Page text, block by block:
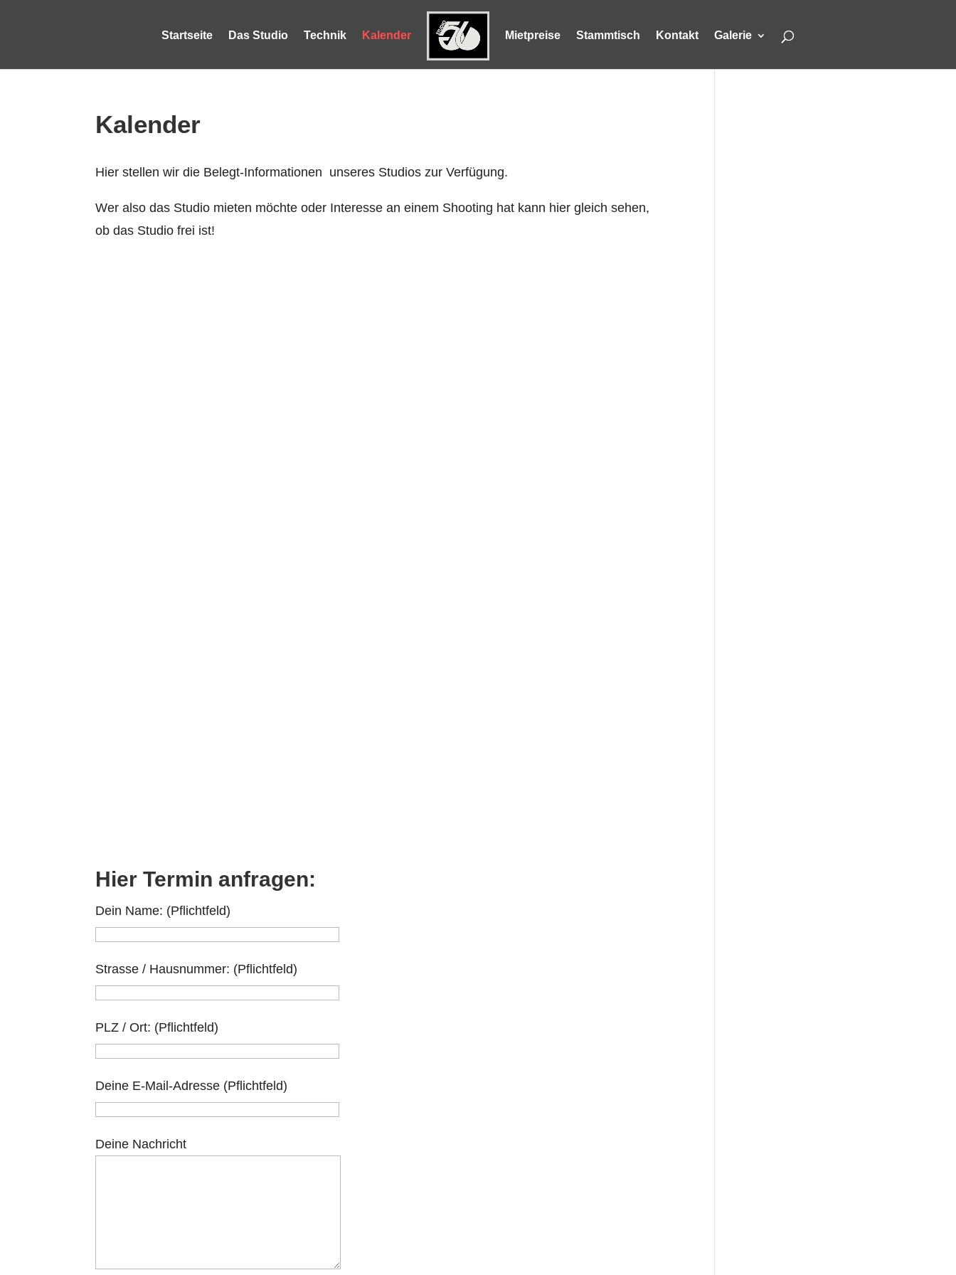
Startseite Das Studio Technik Kalender Mietpreise Stammtisch Kontakt Galerie
Kalender
Hier stellen wir die Belegt-Informationen unseres Studios zur Verfügung.
Wer also das Studio mieten möchte oder Interesse an einem Shooting hat kann hier gleich sehen,
ob das Studio frei ist!
Hier Termin anfragen:
Dein Name: (Pflichtfeld)
Strasse / Hausnummer: (Pflichtfeld)
PLZ / Ort: (Pflichtfeld)
Deine E-Mail-Adresse (Pflichtfeld)
Deine Nachricht